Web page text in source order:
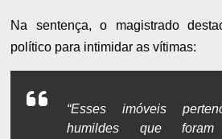
Na sentença, o magistrado
político para intimidar as vítimas:
“Esses imóveis
humildes que